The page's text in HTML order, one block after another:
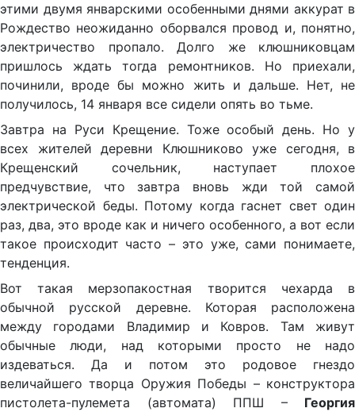
этими двумя январскими особенными днями аккурат в
Рождество неожиданно оборвался провод и, понятно,
электричество пропало. Долго же клюшниковцам
пришлось ждать тогда ремонтников. Но приехали,
починили, вроде бы можно жить и дальше. Нет, не
получилось, 14 января все сидели опять во тьме.
Завтра на Руси Крещение. Тоже особый день. Но у
всех жителей деревни Клюшниково уже сегодня, в
Крещенский сочельник, наступает плохое
предчувствие, что завтра вновь жди той самой
электрической беды. Потому когда гаснет свет один
раз, два, это вроде как и ничего особенного, а вот если
такое происходит часто – это уже, сами понимаете,
тенденция.
Вот такая мерзопакостная творится чехарда в
обычной русской деревне. Которая расположена
между городами Владимир и Ковров. Там живут
обычные люди, над которыми просто не надо
издеваться. Да и потом это родовое гнездо
величайшего творца Оружия Победы – конструктора
пистолета-пулемета (автомата) ППШ – Георгия